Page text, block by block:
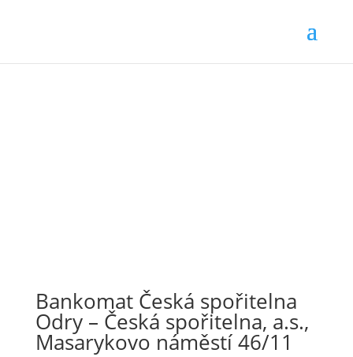
Bankomat Česká spořitelna
Odry – Česká spořitelna, a.s.,
Masarykovo náměstí 46/11